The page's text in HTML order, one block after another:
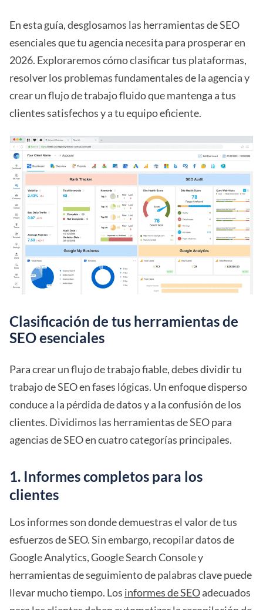
En esta guía, desglosamos las herramientas de SEO
esenciales que tu agencia necesita para prosperar en
2026. Exploraremos cómo clasificar tus plataformas,
resolver los problemas fundamentales de la agencia y
crear un flujo de trabajo fluido que mantenga a tus
clientes satisfechos y a tu equipo eficiente.
Clasificación de tus herramientas de
SEO esenciales
Para crear un flujo de trabajo fiable, debes dividir tu
trabajo de SEO en fases lógicas. Un enfoque disperso
conduce a la pérdida de datos y a la confusión de los
clientes. Dividimos las herramientas de SEO para
agencias de SEO en cuatro categorías principales.
1. Informes completos para los
clientes
Los informes son donde demuestras el valor de tus
esfuerzos de SEO. Sin embargo, recopilar datos de
Google Analytics, Google Search Console y
herramientas de seguimiento de palabras clave puede
llevar mucho tiempo. Los informes de SEOadecuados